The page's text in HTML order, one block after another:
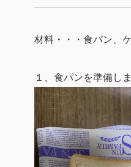
材料・・・食パン、
１、食パンを準備しま